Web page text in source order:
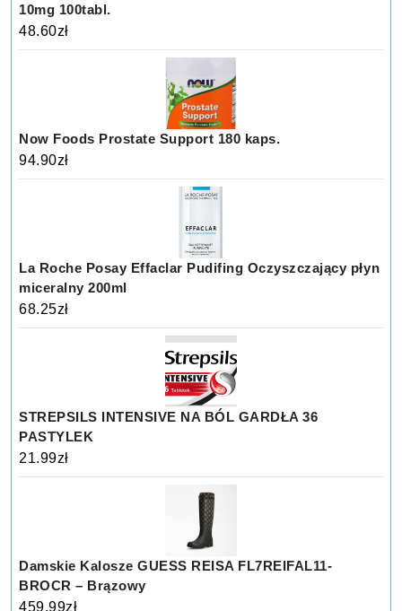
10mg 100tabl.
48.60zł
Now Foods Prostate Support 180 kaps.
94.90zł
La Roche Posay Effaclar Pudifing Oczyszczający płyn
miceralny 200ml
68.25zł
STREPSILS INTENSIVE NA BÓL GARDŁA 36
PASTYLEK
21.99zł
Damskie Kalosze GUESS REISA FL7REIFAL11-
BROCR – Brązowy
459.99zł